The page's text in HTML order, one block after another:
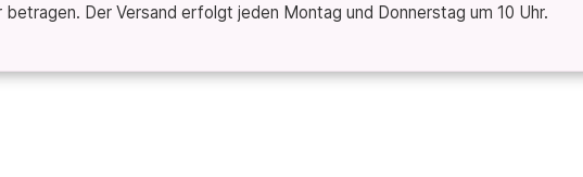
Der Versand erfolgt jeden Montag und Donnerstag um 10 Uhr.